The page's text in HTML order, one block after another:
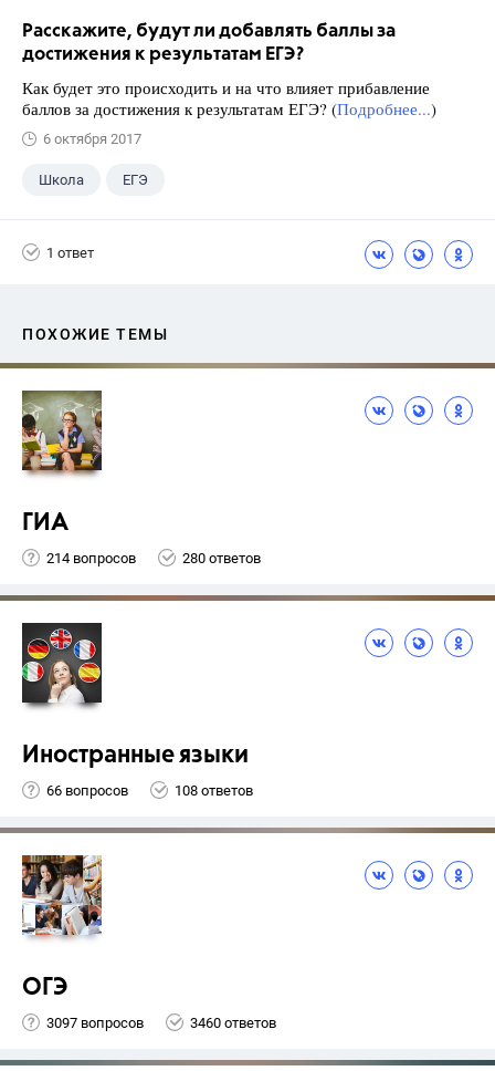
Расскажите, будут ли добавлять баллы за
достижения к результатам ЕГЭ?
Как будет это происходить и на что влияет прибавление
баллов за достижения к результатам ЕГЭ? (Подробнее...)
6 октября 2017
Школа ЕГЭ
1 ответ
ПОХОЖИЕ ТЕМЫ
ГИА
214 вопросов 280 ответов
Иностранные языки
66 вопросов 108 ответов
ОГЭ
3097 вопросов 3460 ответов